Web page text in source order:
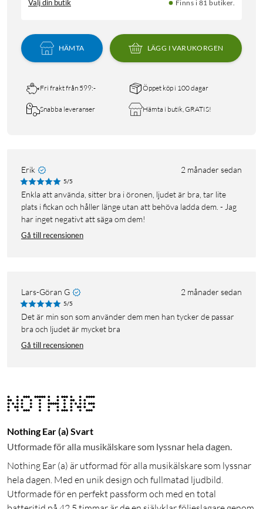
Välj din butik Finns i 81 butiker.
HÄMTA LÄGG I VARUKORGEN
Fri frakt från 599:- Öppet köp i 100 dagar
Snabba leveranser Hämta i butik, GRATIS!
Erik 2 månader sedan
5/5
Enkla att använda, sitter bra i öronen, ljudet är bra, tar lite
plats i fickan och håller länge utan att behöva ladda dem. - Jag
har inget negativt att säga om dem!
Gå till recensionen
Lars-Göran G 2 månader sedan
5/5
Det är min son som använder dem men han tycker de passar
bra och ljudet är mycket bra
Gå till recensionen
Nothing Ear (a) Svart
Utformade för alla musikälskare som lyssnar hela dagen.
Nothing Ear (a) är utformad för alla musikälskare som lyssnar
hela dagen. Med en unik design och fullmatad ljudbild.
Utformade för en perfekt passform och med en total